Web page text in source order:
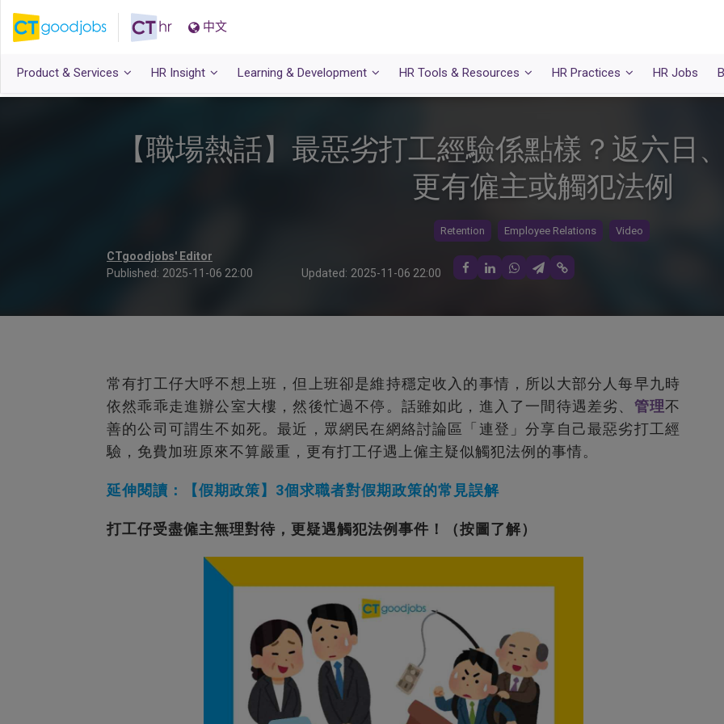
中文
Product & Services HR Insight Learning & Development HR Tools & Resources HR Practices HR Jobs
【職場熱話】最惡劣打工經驗係點樣？返六日
更有僱主或觸犯法例
Retention Employee Relations Video
CTgoodjobs' Editor
Published: 2025-11-06 22:00 Updated: 2025-11-06 22:00
常有打工仔大呼不想上班，但上班卻是維持穩定收入的事情，所以大部分人每早九時
依然乖乖走進辦公室大樓，然後忙過不停。話雖如此，進入了一間待遇差劣、 管理不
善的公司可謂生不如死。最近，眾網民在網絡討論區「連登」分享自己最惡劣打工經
驗，免費加班原來不算嚴重，更有打工仔遇上僱主疑似觸犯法例的事情。
延伸閱讀：【假期政策】3個求職者對假期政策的常見誤解
打工仔受盡僱主無理對待，更疑遇觸犯法例事件！（按圖了解）